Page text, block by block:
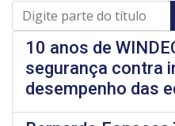
Digite parte do título
10 anos de
segurança contra
desempenho das